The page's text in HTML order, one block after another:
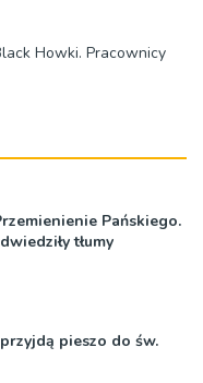
Howki. Pracownicy
Pańskiego.
tłumy
pieszo do św.